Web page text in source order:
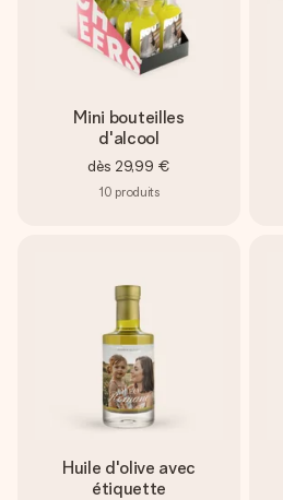
Mini bouteilles
d'alcool
dès 29,99 €
10 produits
Huile d'olive avec
étiquette